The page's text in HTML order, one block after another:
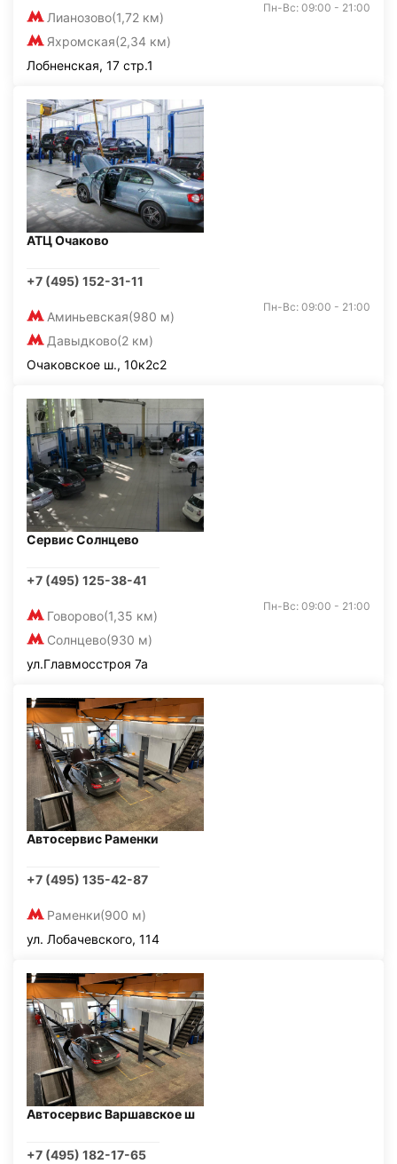
Лианозово(1,72 км)
Яхромская(2,34 км)
Пн-Вс: 09:00 - 21:00
Лобненская, 17 стр.1
АТЦ Очаково
+7 (495) 152-31-11
Аминьевская(980 м)
Давыдково(2 км)
Пн-Вс: 09:00 - 21:00
Очаковское ш., 10к2с2
Сервис Солнцево
+7 (495) 125-38-41
Говорово(1,35 км)
Солнцево(930 м)
Пн-Вс: 09:00 - 21:00
ул.Главмосстроя 7а
Автосервис Раменки
+7 (495) 135-42-87
Раменки(900 м)
ул. Лобачевского, 114
Автосервис Варшавское ш
+7 (495) 182-17-65